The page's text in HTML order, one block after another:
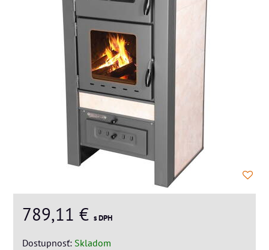
789,11 € s DPH
Dostupnosť: Skladom